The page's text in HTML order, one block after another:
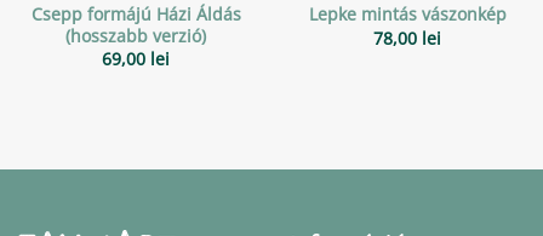
Csepp formájú Házi Áldás
(hosszabb verzió)
69,00 lei
Lepke mintás vászonkép
78,00 lei